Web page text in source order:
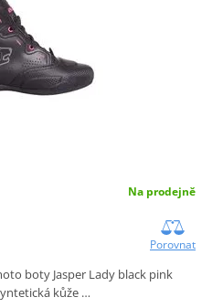
Na prodejně
Porovnat
boty Jasper Lady black pink
kůže …